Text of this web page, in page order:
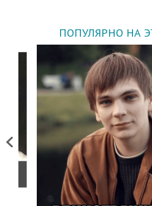
ПОПУЛЯРНО НА
Previous